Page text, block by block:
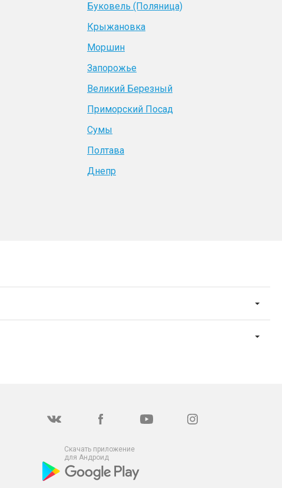
Буковель (Поляница)
Крыжановка
Моршин
Запорожье
Великий Березный
Приморский Посад
Сумы
Полтава
Днепр
Скачать приложение
для Андроид